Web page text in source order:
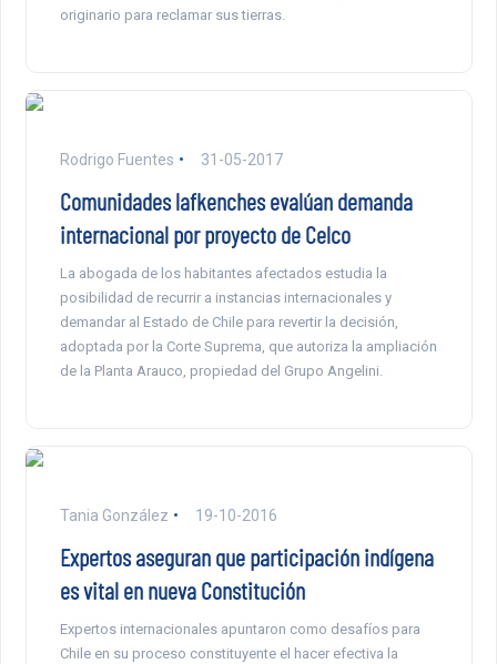
originario para reclamar sus tierras.
Rodrigo Fuentes 31-05-2017
Comunidades lafkenches evalúan demanda
internacional por proyecto de Celco
La abogada de los habitantes afectados estudia la
posibilidad de recurrir a instancias internacionales y
demandar al Estado de Chile para revertir la decisión,
adoptada por la Corte Suprema, que autoriza la ampliación
de la Planta Arauco, propiedad del Grupo Angelini.
Tania González 19-10-2016
Expertos aseguran que participación indígena
es vital en nueva Constitución
Expertos internacionales apuntaron como desafíos para
Chile en su proceso constituyente el hacer efectiva la